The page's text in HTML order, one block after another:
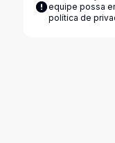
equipe possa
política de